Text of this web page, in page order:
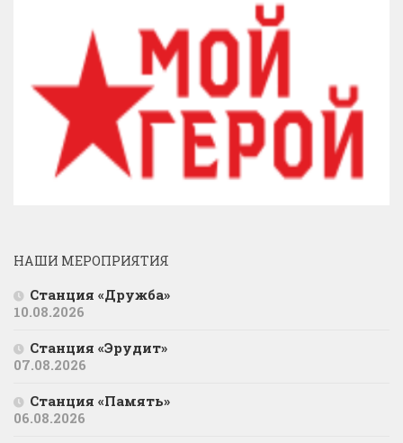
НАШИ МЕРОПРИЯТИЯ
Станция «Дружба»
10.08.2026
Станция «Эрудит»
07.08.2026
Станция «Память»
06.08.2026